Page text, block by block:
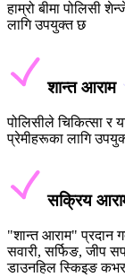
हाम्रो बीमा पोलिसी
लागि उपयुक्त छ
शान्त आराम
पोलिसीले चिकित्सा र
प्रेमीहरूका लागि
सक्रिय
"शान्त आराम" प्रदान
सवारी, सर्फिङ, जीप
डाउनहिल स्किइङ कभर